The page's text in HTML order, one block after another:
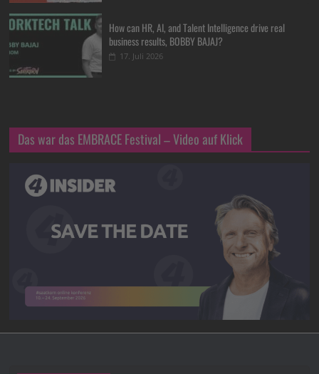
How can HR, AI, and Talent Intelligence drive real
business results, BOBBY BAJAJ?
17. Juli 2026
Das war das EMBRACE Festival – Video auf Klick